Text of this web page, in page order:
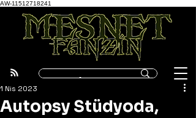
AW-11512718241
Autopsy Stüdyoda,
1 Nis 2023